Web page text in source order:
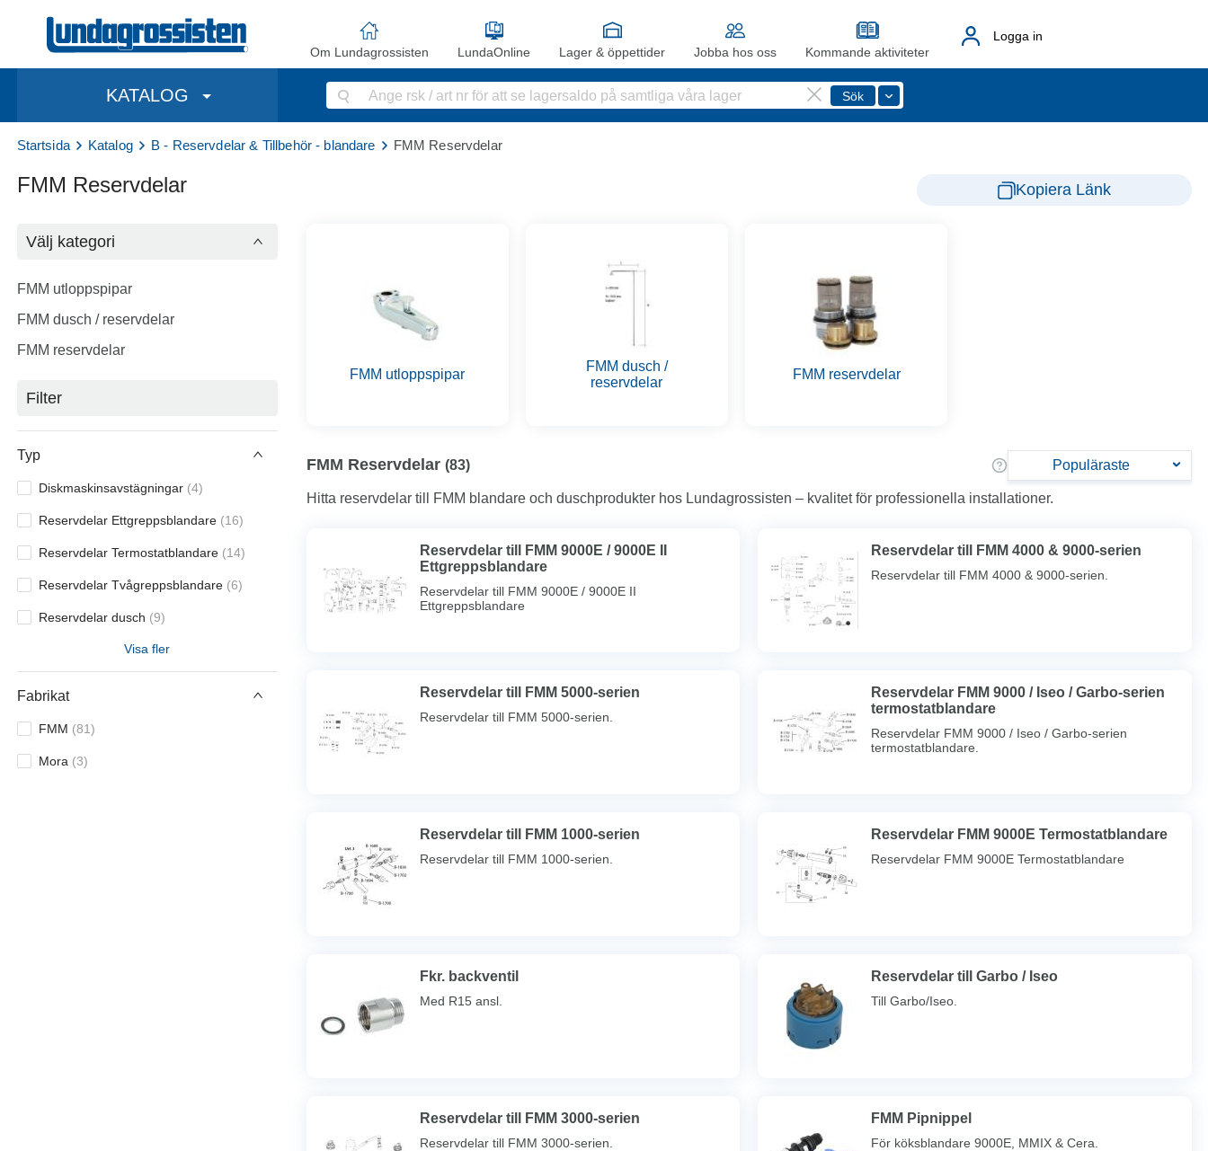
Om Lundagrossisten LundaOnline Lager & öppettider Jobba hos oss Kommande aktiviteter
Logga in
KATALOG
Startsida Katalog B - Reservdelar & Tillbehör - blandare FMM Reservdelar
FMM Reservdelar Kopiera Länk
Välj kategori
FMM utloppspipar
FMM dusch / reservdelar
FMM reservdelar
Filter
Typ
Diskmaskinsavstägningar (4)
Reservdelar Ettgreppsblandare (16)
Reservdelar Termostatblandare (14)
Reservdelar Tvågreppsblandare (6)
Reservdelar dusch (9)
Reservdelar elektroniska blandare
Visa fler
Fabrikat
FMM (81)
Mora (3)
FMM utloppspipar
FMM dusch /
reservdelar
FMM reservdelar
FMM Reservdelar (83) Populäraste
Hitta reservdelar till FMM blandare och duschprodukter hos Lundagrossisten – kvalitet för professionella installationer.
Reservdelar till FMM 9000E / 9000E II
Ettgreppsblandare
Reservdelar till FMM 9000E / 9000E II
Ettgreppsblandare
Reservdelar till FMM 4000 & 9000-serien
Reservdelar till FMM 4000 & 9000-serien.
Reservdelar till FMM 5000-serien
Reservdelar till FMM 5000-serien.
Reservdelar FMM 9000 / Iseo / Garbo-serien
termostatblandare
Reservdelar FMM 9000 / Iseo / Garbo-serien
termostatblandare.
Reservdelar till FMM 1000-serien
Reservdelar till FMM 1000-serien.
Reservdelar FMM 9000E Termostatblandare
Reservdelar FMM 9000E Termostatblandare
Fkr. backventil
Med R15 ansl.
Reservdelar till Garbo / Iseo
Till Garbo/Iseo.
Reservdelar till FMM 3000-serien
Reservdelar till FMM 3000-serien.
FMM Pipnippel
För köksblandare 9000E, MMIX & Cera.